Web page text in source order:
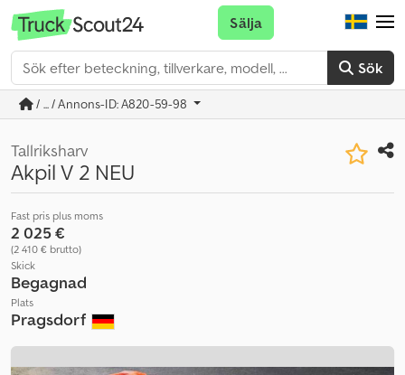
Sök
Sälja
/ ... / Annons-ID: A820-59-98
Tallriksharv
Akpil V 2 NEU
Fast pris plus moms
2 025 €
(2 410 € brutto)
Skick
Begagnad
Plats
Pragsdorf